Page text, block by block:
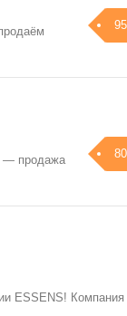
— продажа
ESSENS! Компания